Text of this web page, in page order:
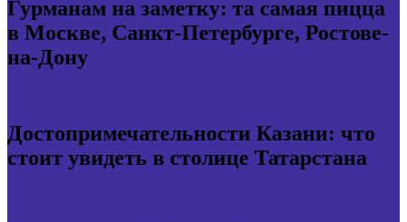
Гурманам на заметку: та самая пицца
в Москве, Санкт-Петербурге, Ростове-
на-Дону
Достопримечательности Казани: что
стоит увидеть в столице Татарстана